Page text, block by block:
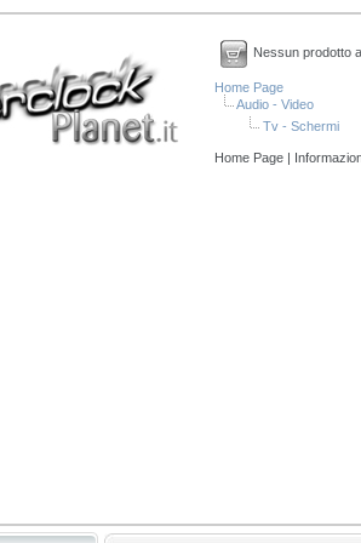
Nessun prodotto
Home Page
Audio - Video
Tv - Schermi
Home Page |